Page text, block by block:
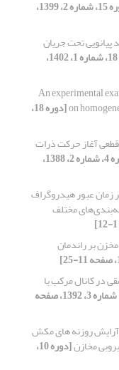
[دوره 15، شماره 2، 1399،
پیانویی تحت جریان
[دوره 18، شماره 1، 1402،
An experimental
on [دوره 18،
آغاز حرکت ذرات
[دوره 4، شماره 2، 1388،
زمان عبور هیدروگراف
مختلف
بر راندمان
در کانال مرکب با
[دوره 8، شماره 3، 1392، صفحه
روزنه‏ های مکش
مخازن [دوره 10،